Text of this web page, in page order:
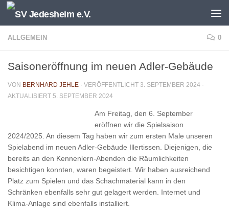
Unter dem Inhalt
ALLGEMEIN 0
Saisoneröffnung im neuen Adler-Gebäude
VON BERNHARD JEHLE · VERÖFFENTLICHT 3. SEPTEMBER 2024 ·
AKTUALISIERT 5. SEPTEMBER 2024
Am Freitag, den 6. September
eröffnen wir die Spielsaison
2024/2025. An diesem Tag haben wir zum ersten Male unseren
Spielabend im neuen Adler-Gebäude Illertissen. Diejenigen, die
bereits an den Kennenlern-Abenden die Räumlichkeiten
besichtigen konnten, waren begeistert. Wir haben ausreichend
Platz zum Spielen und das Schachmaterial kann in den
Schränken ebenfalls sehr gut gelagert werden. Internet und
Klima-Anlage sind ebenfalls installiert.